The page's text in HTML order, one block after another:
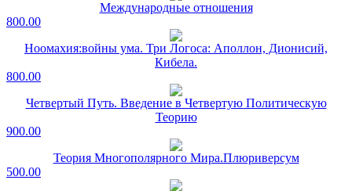
Международные отношения
800.00
Ноомахия:войны ума. Три Логоса: Аполлон, Дионисий,
Кибела.
800.00
Четвертый Путь. Введение в Четвертую Политическую
Теорию
900.00
Теория Многополярного Мира.Плюриверсум
500.00